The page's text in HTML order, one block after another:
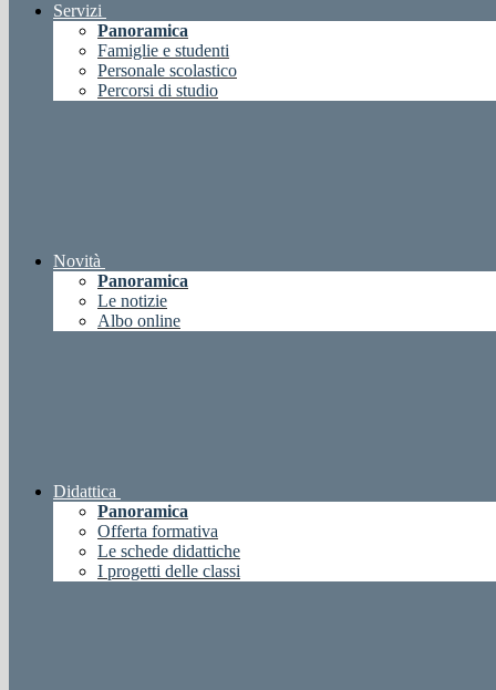
Servizi
Panoramica
Famiglie e studenti
Personale scolastico
Percorsi di studio
Novità
Panoramica
Le notizie
Albo online
Didattica
Panoramica
Offerta formativa
Le schede didattiche
I progetti delle classi